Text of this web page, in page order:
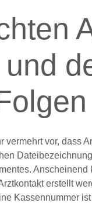
vermehrt vor,
erstellt
Kassennummer